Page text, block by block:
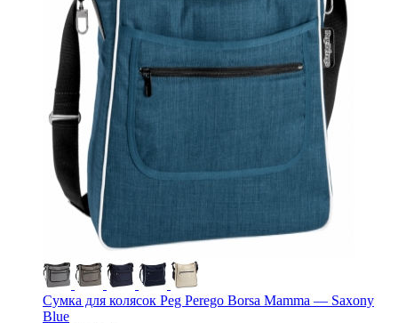
Сумка для колясок Peg Perego Borsa Mamma — Saxony
Blue